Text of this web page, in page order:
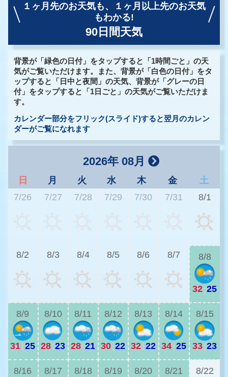
１ヶ月先のお天気も、
１ヶ月以上先のお天気
もわかる!
90日間天気
背景が「緑色の日付」をタップすると「1時間ごと」の天
気がご覧いただけます。また、背景が「白色の日付」をタ
ップすると「日中と夜間」の天気、背景が「グレーの日
付」をタップすると「1日ごと」の天気がご覧いただけま
す。
カレンダー部分をフリック(スライド)すると翌月のカレン
ダーがご覧になれます
2026年 08月
日 月 火 水 木 金
土
7/26
7/27 7/28 7/29 7/30 7/31 8/1
8/2 8/3 8/4 8/5 8/6 8/7 8/8
32|25
8/9
31|25
8/10
28|23
8/11
28|21
8/12
30|22
8/13
32|22
8/14
34|25
8/15
33|23
8/16 8/17 8/18 8/19 8/20 8/21 8/22